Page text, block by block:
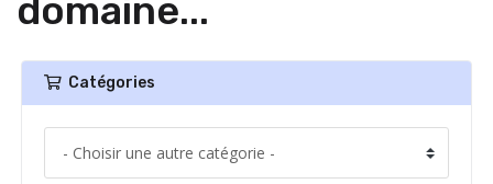
domaine...
Catégories